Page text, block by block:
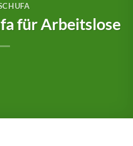
für Arbeitslose